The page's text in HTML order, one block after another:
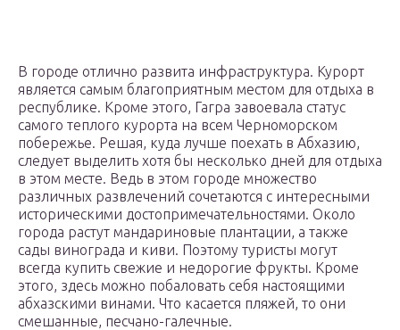
В городе отлично развита инфраструктура. Курорт
является самым благоприятным местом для отдыха в
республике. Кроме этого, Гагра завоевала статус
самого теплого курорта на всем Черноморском
побережье. Решая, куда лучше поехать в Абхазию,
следует выделить хотя бы несколько дней для отдыха
в этом месте. Ведь в этом городе множество
различных развлечений сочетаются с интересными
историческими достопримечательностями. Около
города растут мандариновые плантации, а также
сады винограда и киви. Поэтому туристы могут
всегда купить свежие и недорогие фрукты. Кроме
этого, здесь можно побаловать себя настоящими
абхазскими винами. Что касается пляжей, то они
смешанные, песчано-галечные.